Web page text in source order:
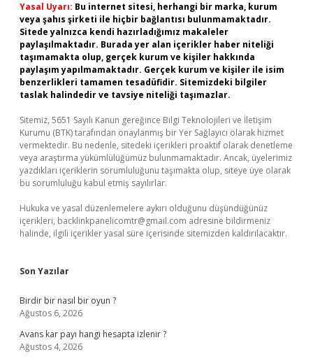
Yasal Uyarı: Bu internet sitesi, herhangi bir marka, kurum
veya şahıs şirketi ile hiçbir bağlantısı bulunmamaktadır.
Sitede yalnızca kendi hazırladığımız makaleler
paylaşılmaktadır. Burada yer alan içerikler haber niteliği
taşımamakta olup, gerçek kurum ve kişiler hakkında
paylaşım yapılmamaktadır. Gerçek kurum ve kişiler ile isim
benzerlikleri tamamen tesadüfidir. Sitemizdeki bilgiler
taslak halindedir ve tavsiye niteliği taşımazlar.
Sitemiz, 5651 Sayılı Kanun gereğince Bilgi Teknolojileri ve İletişim
Kurumu (BTK) tarafından onaylanmış bir Yer Sağlayıcı olarak hizmet
vermektedir. Bu nedenle, sitedeki içerikleri proaktif olarak denetleme
veya araştırma yükümlülüğümüz bulunmamaktadır. Ancak, üyelerimiz
yazdıkları içeriklerin sorumluluğunu taşımakta olup, siteye üye olarak
bu sorumluluğu kabul etmiş sayılırlar.
Hukuka ve yasal düzenlemelere aykırı olduğunu düşündüğünüz
içerikleri, backlinkpanelicomtr@gmail.com adresine bildirmeniz
halinde, ilgili içerikler yasal süre içerisinde sitemizden kaldırılacaktır.
Son Yazılar
Birdir bir nasıl bir oyun ?
Ağustos 6, 2026
Avans kar payı hangi hesapta izlenir ?
Ağustos 4, 2026